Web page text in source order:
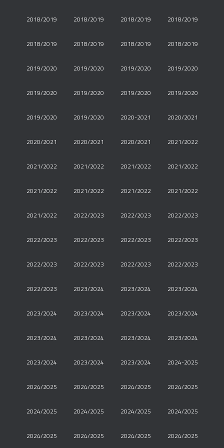
2018/2019 2018/2019 2018/2019 2018/2019
2018/2019 2018/2019 2018/2019 2018/2019
2019/2020 2019/2020 2019/2020 2019/2020
2019/2020 2019/2020 2019/2020 2019/2020
2019/2020 2019/2020 2020-2021 2020/2021
2020/2021 2020/2021 2020/2021 2021/2022
2021/2022 2021/2022 2021/2022 2021/2022
2021/2022 2021/2022 2021/2022 2021/2022
2021/2022 2022/2023 2022/2023 2022/2023
2022/2023 2022/2023 2022/2023 2022/2023
2022/2023 2022/2023 2022/2023 2022/2023
2022/2023 2023/2024 2023/2024 2023/2024
2023/2024 2023/2024 2023/2024 2023/2024
2023/2024 2023/2024 2023/2024 2023/2024
2023/2024 2023/2024 2023/2024 2024-2025
2024/2025 2024/2025 2024/2025 2024/2025
2024/2025 2024/2025 2024/2025 2024/2025
2024/2025 2024/2025 2024/2025 2024/2025